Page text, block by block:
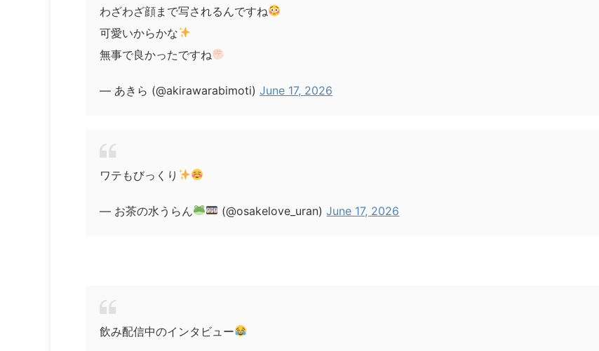
わざわざ顔まで写されるんですね
可愛いからかな
無事で良かったですね
— あきら (@akirawarabimoti) June 17, 2026
ワテもびっくり
— お茶の水うらん (@osakelove_uran)June 17, 2026
飲み配信中のインタビュー